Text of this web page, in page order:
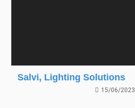
Salvi, Lighting Solutions
15/06/2023